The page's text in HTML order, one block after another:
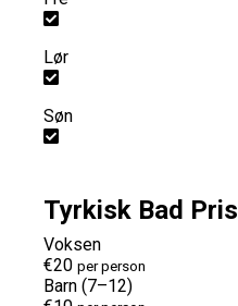
Lør
Søn
Tyrkisk Bad Pris
Voksen
€20 per person
Barn (7–12)